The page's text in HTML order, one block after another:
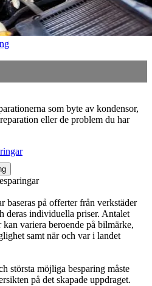
som byte av kondensor,
eller de problem du har
baseras på offerter från verkstäder
deras individuella priser. Antalet
variera beroende på bilmärke,
samt när och var i landet
största möjliga besparing måste
på det skapade uppdraget.